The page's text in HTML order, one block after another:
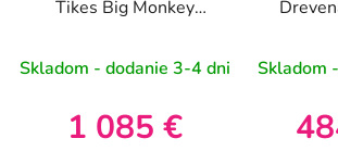
Tikes Big Monkey
Skladom - dodanie 3-4 dni
1 085 €
Skladom